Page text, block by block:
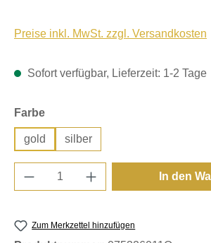
Preise inkl. MwSt. zzgl. Versandkosten
Sofort verfügbar, Lieferzeit: 1-2 Tage
Farbeauswählen
gold silber
Produkt Anzahl: Gib den
In den
Zum Merkzettel hinzufügen